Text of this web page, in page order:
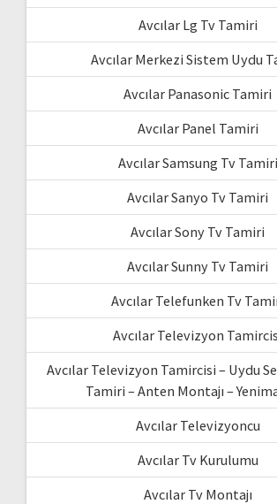
Avcılar Lg Tv Tamiri
Avcılar Merkezi Sistem Uydu
Avcılar Panasonic Tamiri
Avcılar Panel Tamiri
Avcılar Samsung Tv Tamiri
Avcılar Sanyo Tv Tamiri
Avcılar Sony Tv Tamiri
Avcılar Sunny Tv Tamiri
Avcılar Telefunken Tv
Avcılar Televizyon
Avcılar Televizyon Tamircisi – Uydu
Tamiri – Anten Montajı –
Avcılar Televizyoncu
Avcılar Tv Kurulumu
Avcılar Tv Montajı